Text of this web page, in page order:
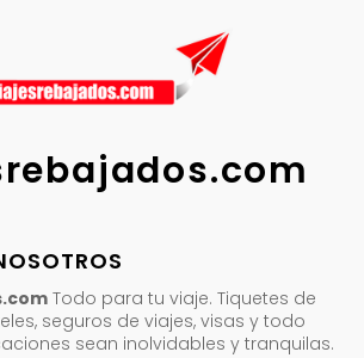
Todo para tu viaje. Tiquetes de
seguros de viajes, visas y todo
sean inolvidables y tranquilas.